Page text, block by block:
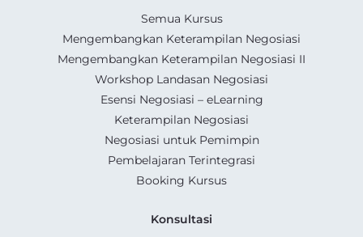
Semua Kursus
Mengembangkan Keterampilan Negosiasi
Mengembangkan Keterampilan Negosiasi II
Workshop Landasan Negosiasi
Esensi Negosiasi – eLearning
Keterampilan Negosiasi
Negosiasi untuk Pemimpin
Pembelajaran Terintegrasi
Booking Kursus
Konsultasi